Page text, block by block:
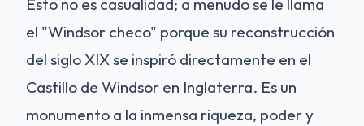
Esto no es casualidad; a menudo se le llama
el "Windsor checo" porque su reconstrucción
del siglo XIX se inspiró directamente en el
Castillo de Windsor en Inglaterra. Es un
monumento a la inmensa riqueza, poder y